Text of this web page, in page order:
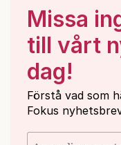
Missa
till vårt
dag!
Förstå vad som
Fokus